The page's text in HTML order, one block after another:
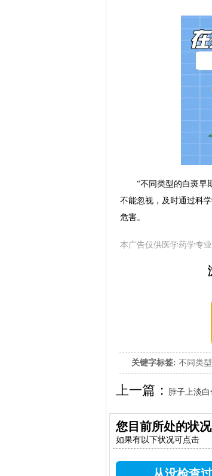
“不同类型的白斑早期
不能忽视，及时通过科
危害。
本广告仅供医学药学专
关键字标签: 不同类
什么症状区分
上一篇： 脖子上淡
您目前所处的状况
如果有以下状况可点击